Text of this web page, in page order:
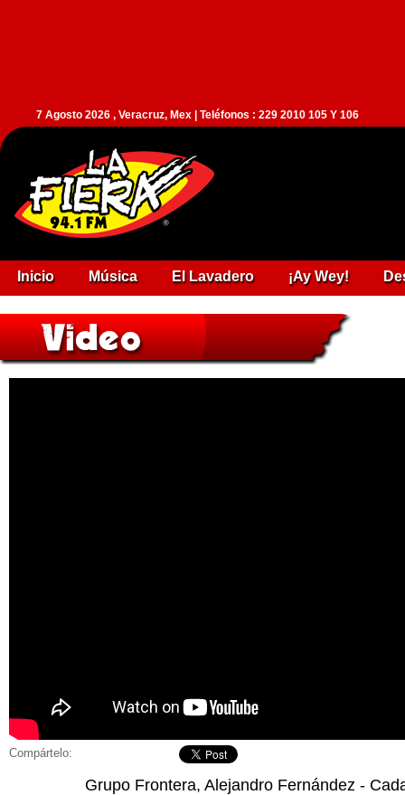
7 Agosto 2026 , Veracruz, Mex | Teléfonos : 229 2010 105 Y 106
Inicio Música El Lavadero ¡Ay Wey!
Compártelo:
Grupo Frontera, Alejandro Fernández -